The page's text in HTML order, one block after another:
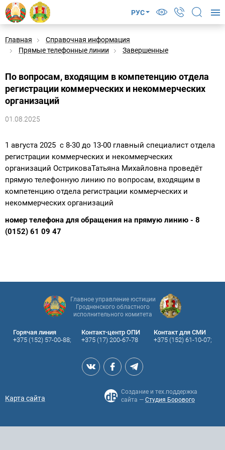
РУС
Главная
Справочная информация
Прямые телефонные линии
Завершенные
По вопросам, входящим в компетенцию отдела
регистрации коммерческих и некоммерческих
организаций
01.08.2025
1 августа 2025 с 8-30 до 13-00 главный специалист отдела
регистрации коммерческих и некоммерческих
организаций ОстриковаТатьяна Михайловна проведёт
прямую телефонную линию по вопросам, входящим в
компетенцию отдела регистрации коммерческих и
некоммерческих организаций
номер телефона для обращения на прямую линию - 8
(0152) 61 09 47
Главное управление юстиции
Гродненского областного
исполнительного комитета
Горячая линия
+375 (152) 57-00-88;
Контакт-центр ОПИ
+375 (17) 200-67-78
Контакт для СМИ
+375 (152) 61-10-07;
Карта сайта
Создание и тех.поддержка
сайта — Студия Борового